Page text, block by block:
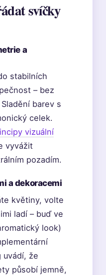
svíčky
a
stabilních
– bez
barev s
celek.
vizuální
vyvážit
pozadím.
a dekoracemi
květiny, volte
ladí – buď ve
look)
uvádí, že
působí jemně,